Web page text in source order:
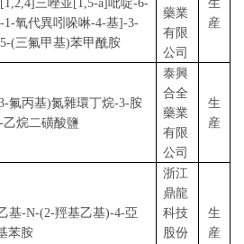
三唑並[1,5-a]吡啶-6-
1-氧代異吲哚啉-4-基]-3-
(三氟甲基)苯甲酰胺
藥業
有限
公司
生
産
氟丙基)氮雜環丁烷-3-胺
乙烷二磺酸鹽
泰興
合全
藥業
有限
公司
生
産
基-N-(2-羥基乙基)-4-亞
苯胺
浙江
鼎龍
科技
股份
生
産